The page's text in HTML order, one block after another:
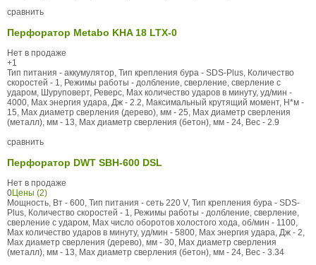
сравнить
Перфоратор Metabo KHA 18 LTX-0
Нет в продаже
+1
Тип питания - аккумулятор, Тип крепления бура - SDS-Plus, Количество
скоростей - 1, Режимы работы - долбление, сверление, сверление с
ударом, Шуруповерт, Реверс, Max количество ударов в минуту, уд/мин -
4000, Max энергия удара, Дж - 2.2, Максимальный крутящий момент, Н*м -
15, Max диаметр сверления (дерево), мм - 25, Max диаметр сверления
(металл), мм - 13, Max диаметр сверления (бетон), мм - 24, Вес - 2.9
сравнить
Перфоратор DWT SBH-600 DSL
Нет в продаже
0Цены (2)
Мощность, Вт - 600, Тип питания - сеть 220 V, Тип крепления бура - SDS-
Plus, Количество скоростей - 1, Режимы работы - долбление, сверление,
сверление с ударом, Max число оборотов холостого хода, об/мин - 1100,
Max количество ударов в минуту, уд/мин - 5800, Max энергия удара, Дж - 2,
Max диаметр сверления (дерево), мм - 30, Max диаметр сверления
(металл), мм - 13, Max диаметр сверления (бетон), мм - 24, Вес - 3.34